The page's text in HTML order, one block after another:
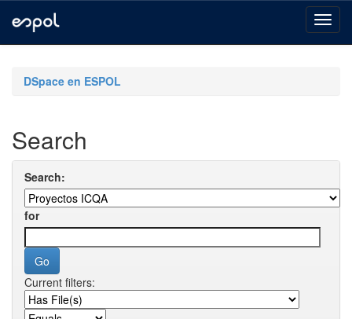
navigationDSpace en ESPOL
Search
Search:
for
Current filters: